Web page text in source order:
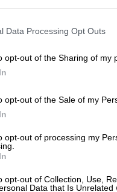
Data Processing Opt Outs
opt-out of the Sharing of my
opt-out of the Sale of my
opt-out of processing my
opt-out of Collection, Use,
Data that Is
μου την
δεν
έντεχνου
λαϊκοί
από την Ειρήνη